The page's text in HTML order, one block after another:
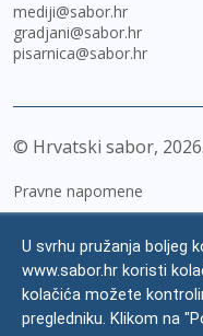
mediji@sabor.hr
gradjani@sabor.hr
pisarnica@sabor.hr
© Hrvatski sabor, 2026
Pravne napomene
Zaštita osobnih podataka
Impressum
U svrhu pružanja boljeg
www.sabor.hr koristi
kolačića možete
pregledniku. Klikom na